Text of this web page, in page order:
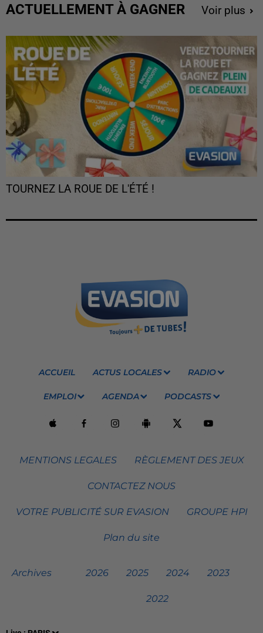
ACTUELLEMENT À GAGNER Voir plus
TOURNEZ LA ROUE DE L'ÉTÉ !
ACCUEIL ACTUS LOCALES RADIO
EMPLOI AGENDA PODCASTS
MENTIONS LEGALES RÈGLEMENT DES JEUX
CONTACTEZ NOUS
VOTRE PUBLICITÉ SUR EVASION GROUPE HPI
Plan du site
Archives 2026 2025 2024 2023
2022